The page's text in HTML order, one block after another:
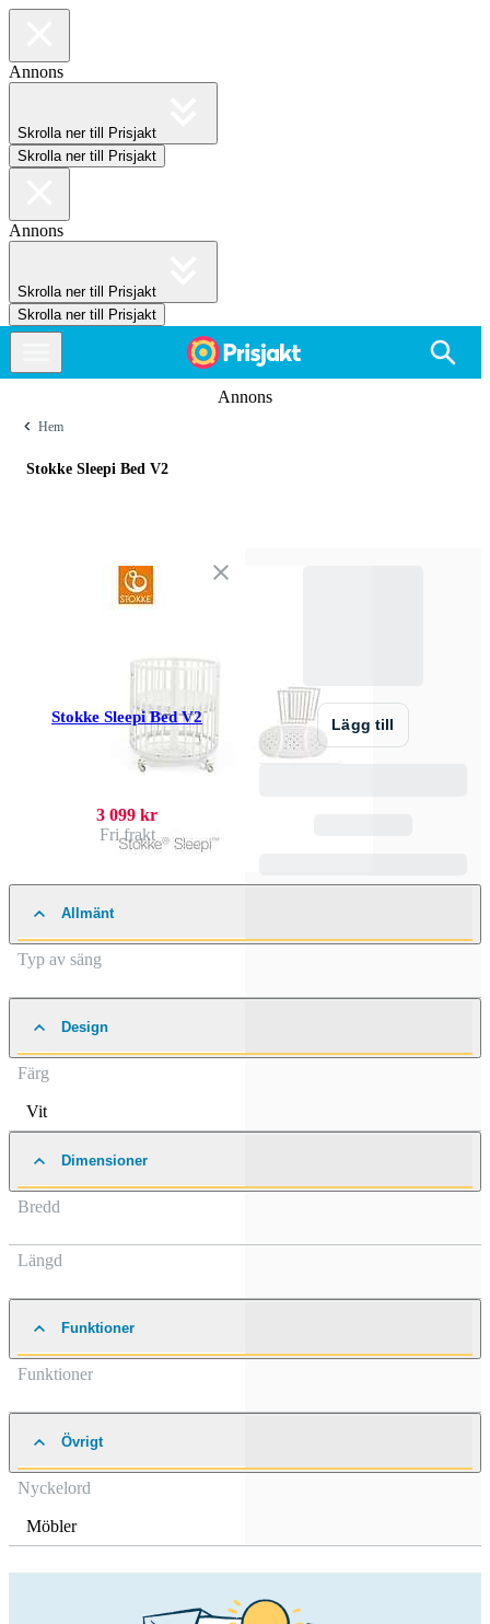
Annons
Skrolla ner till Prisjakt
Skrolla ner till Prisjakt
Annons
Skrolla ner till Prisjakt
Skrolla ner till Prisjakt
Annons
Hem
Stokke Sleepi Bed V2
Stokke Sleepi Bed V2
3 099 kr
Fri frakt
Lägg till
Allmänt
Typ av säng
Design
Färg
Vit
Dimensioner
Bredd
Längd
Funktioner
Funktioner
Övrigt
Nyckelord
Möbler